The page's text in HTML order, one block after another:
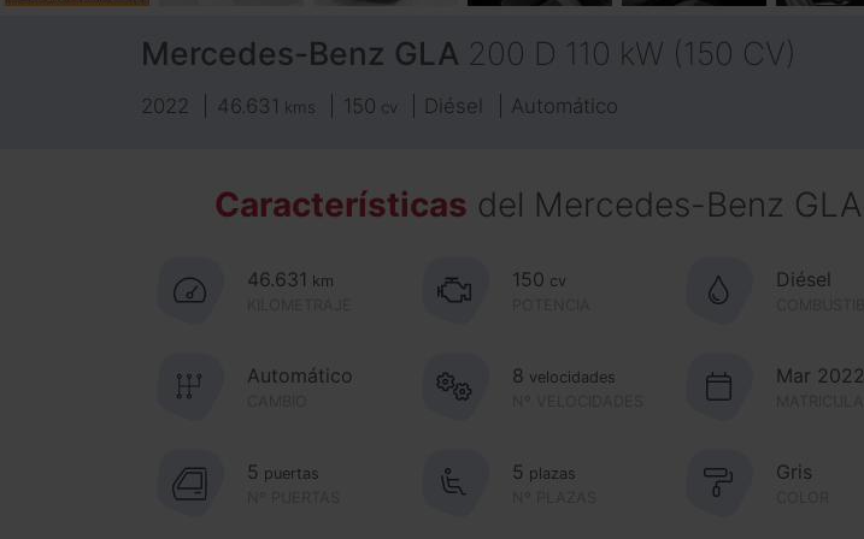
Mercedes-Benz GLA 200 D 110 kW (150 CV)
2022 46.631 kms 150 cv Diésel Automático
Características del Mercedes-Benz GLA
46.631 km
150 cv
Diésel
Automático 8 velocidades Mar 2022
5 puertas
5 plazas Gris